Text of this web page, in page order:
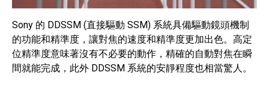
Sony 的 DDSSM (直接驅動 SSM) 系統具備驅動鏡頭機制
的功能和精準度，讓對焦的速度和精準度更加出色。高定
位精準度意味著沒有不必要的動作，精確的自動對焦在瞬
間就能完成，此外 DDSSM 系統的安靜程度也相當驚人。